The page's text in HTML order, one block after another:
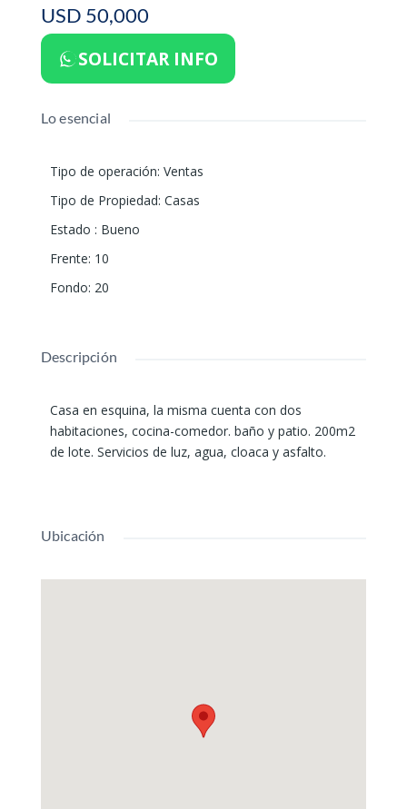
USD 50,000
SOLICITAR INFO
Lo esencial
Tipo de operación: Ventas
Tipo de Propiedad: Casas
Estado : Bueno
Frente: 10
Fondo: 20
Descripción
Casa en esquina, la misma cuenta con dos
habitaciones, cocina-comedor. baño y patio. 200m2
de lote. Servicios de luz, agua, cloaca y asfalto.
Ubicación